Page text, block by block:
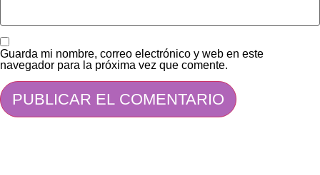
Guarda mi nombre, correo electrónico y web en este
navegador para la próxima vez que comente.